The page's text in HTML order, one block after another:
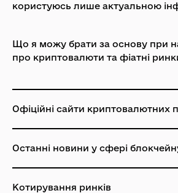
користуюсь лише актуальною
Що я можу брати за основу при
про криптовалюти та фіатні
Офіційні сайти криптовалютних
Останні новини у сфері
Котирування ринків